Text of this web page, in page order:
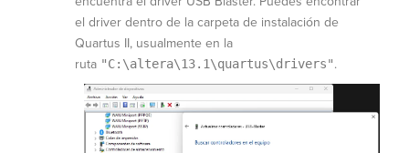
el driver dentro de la carpeta de instalación de
Quartus II, usualmente en la
ruta "C:\altera\13.1\quartus\drivers".